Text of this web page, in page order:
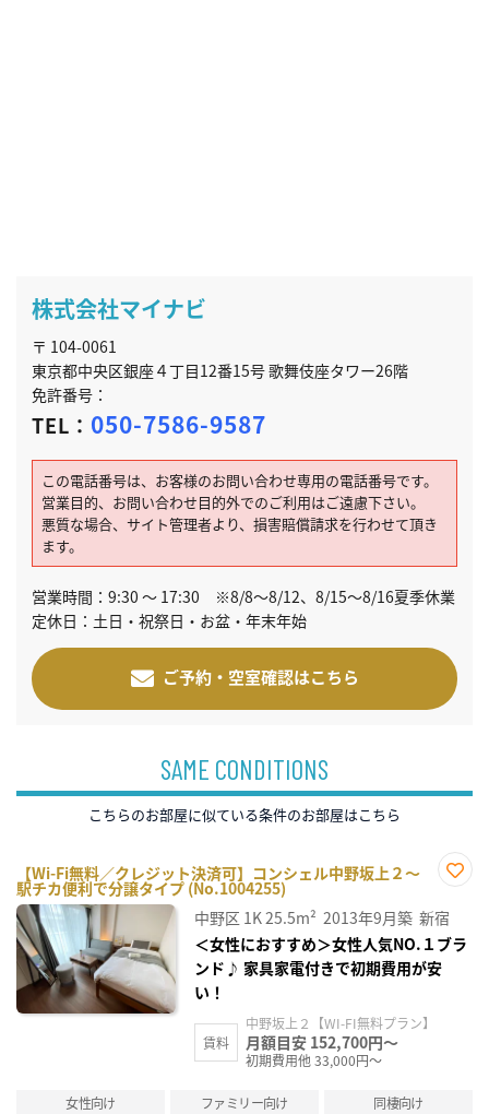
株式会社マイナビ
〒 104-0061
東京都中央区銀座４丁目12番15号 歌舞伎座タワー26階
免許番号：
TEL： 050-7586-9587
この電話番号は、お客様のお問い合わせ専用の電話番号です。
営業目的、お問い合わせ目的外でのご利用はご遠慮下さい。
悪質な場合、サイト管理者より、損害賠償請求を行わせて頂き
ます。
営業時間：9:30 ～ 17:30 ※8/8～8/12、8/15～8/16夏季休業
定休日：土日・祝祭日・お盆・年末年始
ご予約・空室確認はこちら
SAME CONDITIONS
こちらのお部屋に似ている条件のお部屋はこちら
【Wi-Fi無料／クレジット決済可】コンシェル中野坂上２～
駅チカ便利で分譲タイプ (No.1004255)
に入
り登
録
中野区 1K25.5m² 2013年9月築 新宿
＜女性におすすめ＞女性人気NO.１ブラ
ンド♪ 家具家電付きで初期費用が安
い！
賃料
中野坂上２【WI-FI無料プラン】
月額目安 152,700円～
初期費用他 33,000円～
女性向け ファミリー向け
同棲向け